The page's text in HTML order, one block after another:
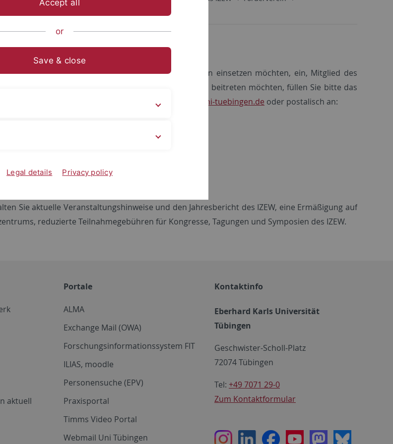
die sich für Ethik in den Wissenschaften einsetzen möchten, ein, Mitglied des
Sie als regelmäßiges Fördermitglied unserem Verein beitreten möchten, füllen Sie bitte das
senden es unterschrieben an foerderverein @izew.uni-tuebingen.de oder postalisch an:
Brand
Sie aktuelle Veranstaltungshinweise und den Jahresbericht des IZEW, eine Ermäßigung auf
reduzierte Teilnahmegebühren für Kongresse, Tagungen und Symposien des IZEW.
aktuell
Portale
ALMA
Exchange Mail (OWA)
Forschungsinformationssystem FIT
ILIAS, moodle
Personensuche (EPV)
Praxisportal
Timms Video Portal
Webmail Uni Tübingen
Kontaktinfo
Eberhard Karls Universität
Tübingen
Geschwister-Scholl-Platz
72074 Tübingen
Tel: +49 7071 29-0
Zum Kontaktformular
InstagramLinkedInFacebookYoutubeMastodon
Bluesky
Accept all
or
Save & close
Legal details Privacy policy